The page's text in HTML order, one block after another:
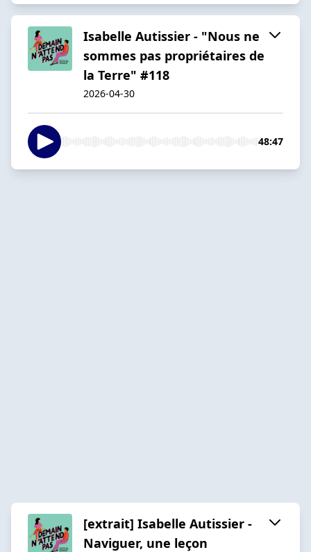
Isabelle Autissier - "Nous ne
sommes pas propriétaires de
la Terre" #118
2026-04-30
48:47
[extrait] Isabelle Autissier -
Naviguer, une leçon